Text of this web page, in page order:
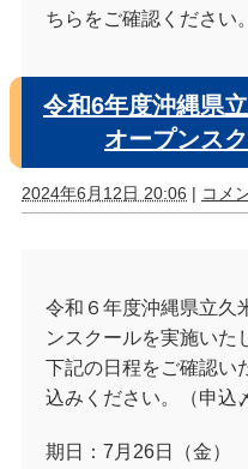
ちらをご確認ください。
令和6年度沖縄県
オープンス
2024年6月12日 20:06 | コメ
令和６年度沖縄県立久
ンスクールを実施いた
下記の日程をご確認い
込みください。（申込
期日：7月26日（金）